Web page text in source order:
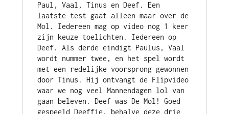
Paul, Vaal, Tinus en Deef. Een
laatste test gaat alleen maar over de
Mol. Iedereen mag op video nog 1 keer
zijn keuze toelichten. Iedereen op
Deef. Als derde eindigt Paulus, Vaal
wordt nummer twee, en het spel wordt
met een redelijke voorsprong gewonnen
door Tinus. Hij ontvangt de Flipvideo
waar we nog veel Mannendagen lol van
gaan beleven. Deef was De Mol! Goed
gespeeld Deeffie, behalve deze drie